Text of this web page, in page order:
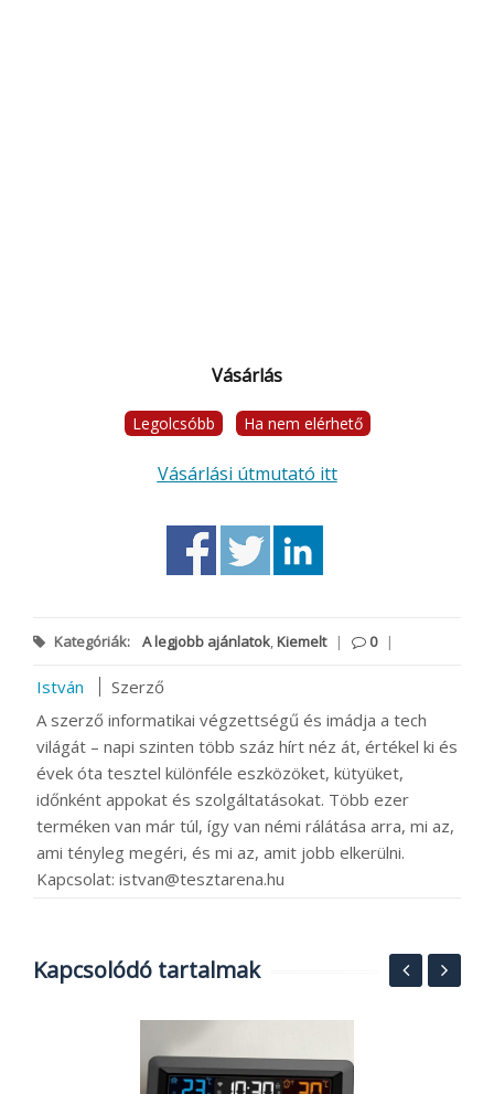
Vásárlás
Legolcsóbb Ha nem elérhető
Vásárlási útmutató itt
Kategóriák: A legjobb ajánlatok,Kiemelt | 0 |
István
Szerző
A szerző informatikai végzettségű és imádja a tech
világát – napi szinten több száz hírt néz át, értékel ki és
évek óta tesztel különféle eszközöket, kütyüket,
időnként appokat és szolgáltatásokat. Több ezer
terméken van már túl, így van némi rálátása arra, mi az,
ami tényleg megéri, és mi az, amit jobb elkerülni.
Kapcsolat: istvan@tesztarena.hu
Kapcsolódó tartalmak